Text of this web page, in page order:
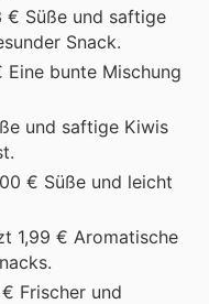
€ Süße und saftige
Snack.
bunte Mischung
und saftige Kiwis
€ Süße und leicht
1,99 € Aromatische
Frischer und